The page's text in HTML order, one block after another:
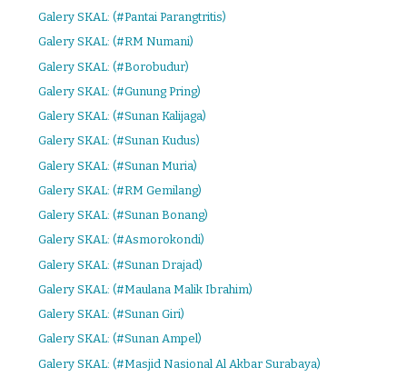
Galery SKAL: (#Pantai Parangtritis)
Galery SKAL: (#RM Numani)
Galery SKAL: (#Borobudur)
Galery SKAL: (#Gunung Pring)
Galery SKAL: (#Sunan Kalijaga)
Galery SKAL: (#Sunan Kudus)
Galery SKAL: (#Sunan Muria)
Galery SKAL: (#RM Gemilang)
Galery SKAL: (#Sunan Bonang)
Galery SKAL: (#Asmorokondi)
Galery SKAL: (#Sunan Drajad)
Galery SKAL: (#Maulana Malik Ibrahim)
Galery SKAL: (#Sunan Giri)
Galery SKAL: (#Sunan Ampel)
Galery SKAL: (#Masjid Nasional Al Akbar Surabaya)